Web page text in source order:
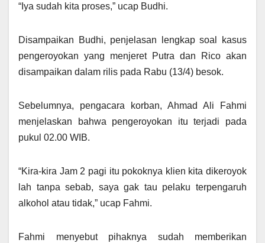
“Iya sudah kita proses,” ucap Budhi.
Disampaikan Budhi, penjelasan lengkap soal kasus
pengeroyokan yang menjeret Putra dan Rico akan
disampaikan dalam rilis pada Rabu (13/4) besok.
Sebelumnya, pengacara korban, Ahmad Ali Fahmi
menjelaskan bahwa pengeroyokan itu terjadi pada
pukul 02.00 WIB.
“Kira-kira Jam 2 pagi itu pokoknya klien kita dikeroyok
lah tanpa sebab, saya gak tau pelaku terpengaruh
alkohol atau tidak,” ucap Fahmi.
Fahmi menyebut pihaknya sudah memberikan